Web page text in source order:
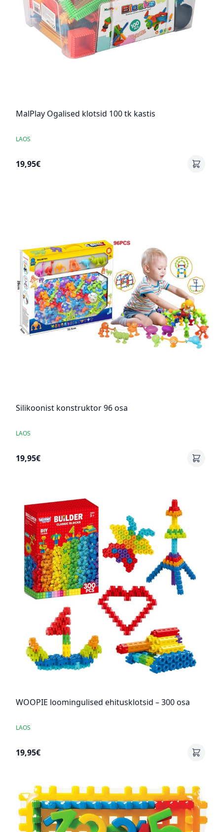
MalPlay Ogalised klotsid 100 tk kastis
LAOS
19,95€
Silikoonist konstruktor 96 osa
LAOS
19,95€
WOOPIE loomingulised ehitusklotsid – 300 osa
LAOS
19,95€